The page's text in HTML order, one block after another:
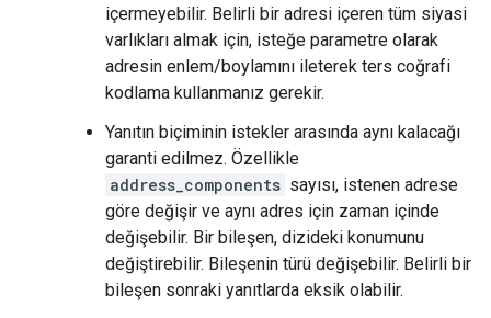
içermeyebilir. Belirli bir adresi içeren tüm siyasi
varlıkları almak için, isteğe parametre olarak
adresin enlem/boylamını ileterek ters coğrafi
kodlama kullanmanız gerekir.
Yanıtın biçiminin istekler arasında aynı kalacağı
garanti edilmez. Özellikle
address_components sayısı, istenen adrese
göre değişir ve aynı adres için zaman içinde
değişebilir. Bir bileşen, dizideki konumunu
değiştirebilir. Bileşenin türü değişebilir. Belirli bir
bileşen sonraki yanıtlarda eksik olabilir.